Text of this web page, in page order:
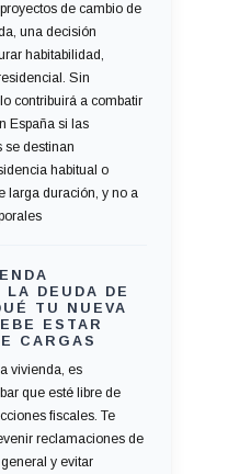
de cambio de
una decisión
habitabilidad,
Sin
contribuirá a combatir
España si las
se destinan
habitual o
larga duración, y no a
LA DEUDA DE
TU NUEVA
ESTAR
CARGAS
vivienda, es
que esté libre de
fiscales. Te
reclamaciones de
y evitar